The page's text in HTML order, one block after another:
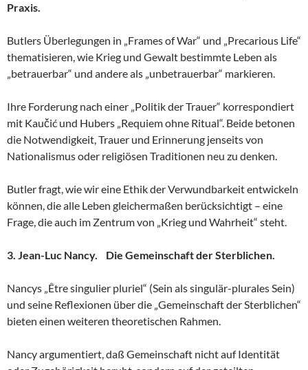
Praxis.
Butlers Überlegungen in „Frames of War“ und „Precarious Life“
thematisieren, wie Krieg und Gewalt bestimmte Leben als
„betrauerbar“ und andere als „unbetrauerbar“ markieren.
Ihre Forderung nach einer „Politik der Trauer“ korrespondiert
mit Kaučić und Hubers „Requiem ohne Ritual“. Beide betonen
die Notwendigkeit, Trauer und Erinnerung jenseits von
Nationalismus oder religiösen Traditionen neu zu denken.
Butler fragt, wie wir eine Ethik der Verwundbarkeit entwickeln
können, die alle Leben gleichermaßen berücksichtigt – eine
Frage, die auch im Zentrum von „Krieg und Wahrheit“ steht.
3. Jean-Luc Nancy. Die Gemeinschaft der Sterblichen.
Nancys „Être singulier pluriel“ (Sein als singulär-plurales Sein)
und seine Reflexionen über die „Gemeinschaft der Sterblichen“
bieten einen weiteren theoretischen Rahmen.
Nancy argumentiert, daß Gemeinschaft nicht auf Identität